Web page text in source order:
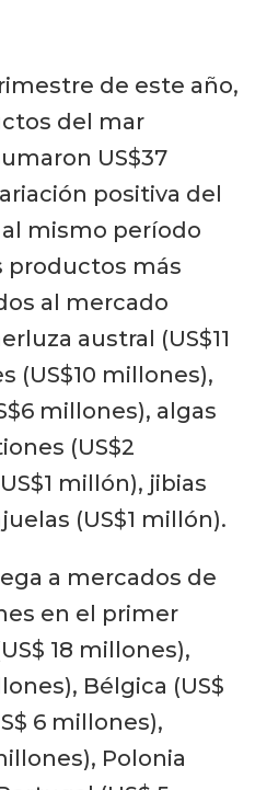
de este año,
del mar
US$37
positiva del
al mismo período
productos más
al mercado
austral (US$11
(US$10 millones),
millones), algas
(US$2
millón), jibias
(US$1 millón).
a mercados de
en el primer
18 millones),
Bélgica (US$
6 millones),
Polonia